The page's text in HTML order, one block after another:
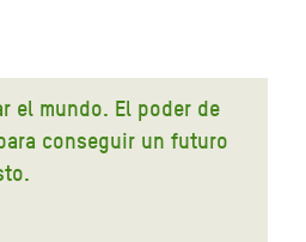
el mundo. El poder de
conseguir un futuro